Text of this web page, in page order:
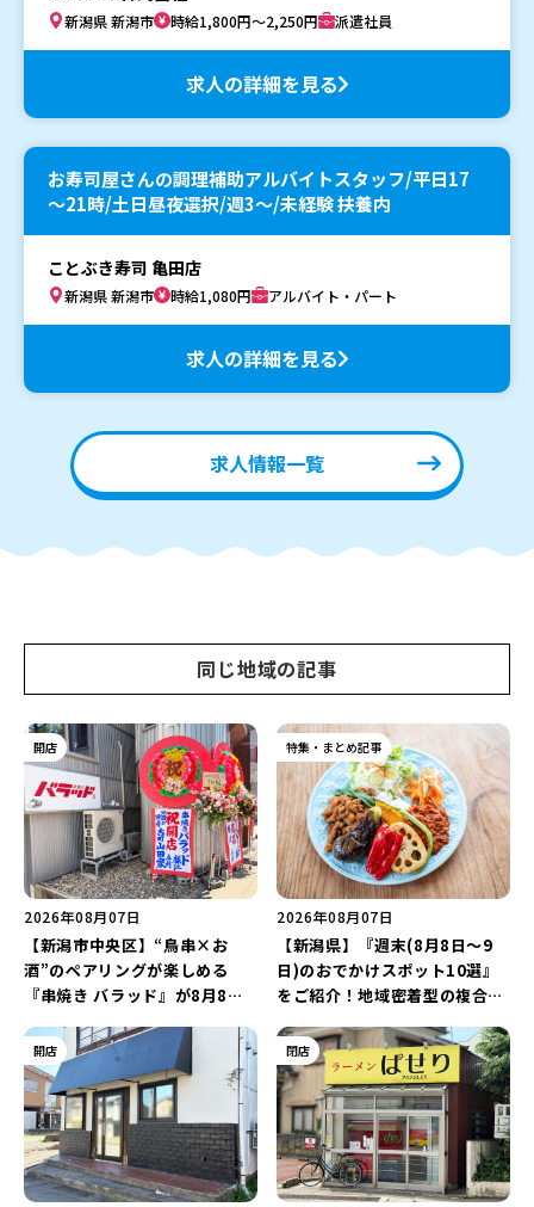
新潟県 新潟市 時給1,800円～2,250円 派遣社員
求人の詳細を見る
お寿司屋さんの調理補助アルバイトスタッフ/平日17
～21時/土日昼夜選択/週3～/未経験 扶養内
ことぶき寿司 亀田店
新潟県 新潟市 時給1,080円 アルバイト・パート
求人の詳細を見る
求人情報一覧
同じ地域の記事
開店
2026年08月07日
【新潟市中央区】“鳥串×お
酒”のペアリングが楽しめる
『串焼き バラッド』が8月8日
インアップ♪
特集・まとめ記事
2026年08月07日
【新潟県】『週末(8月8日～9
日)のおでかけスポット10選』
をご紹介！地域密着型の複合施
ナ丸大新潟のサマーフェスタ
2026」がおすすめ♪
開店 閉店